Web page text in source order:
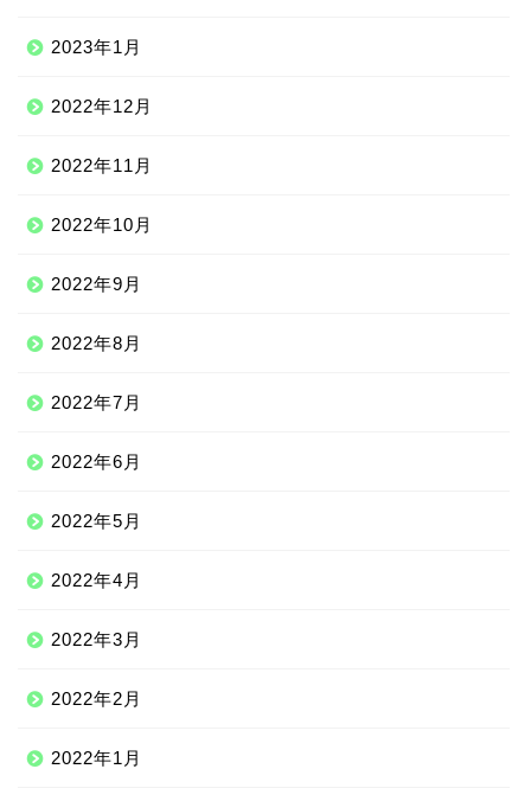
2023年1月
2022年12月
2022年11月
2022年10月
2022年9月
2022年8月
2022年7月
2022年6月
2022年5月
2022年4月
2022年3月
2022年2月
2022年1月